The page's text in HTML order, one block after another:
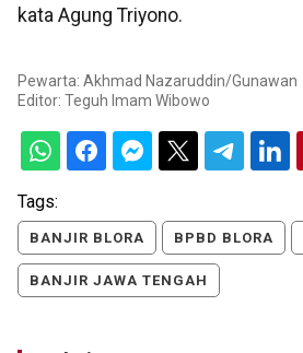
kata Agung Triyono.
Pewarta: Akhmad Nazaruddin/Gunawan
Editor: Teguh Imam Wibowo
Tags:
BANJIR BLORA BPBD BLORA
BANJIR JAWA TENGAH